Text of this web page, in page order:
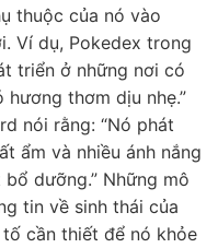
thuộc của nó vào
Ví dụ, Pokedex trong
triển ở những nơi có
thơm dịu nhẹ.”
nói rằng: “Nó phát
ẩm và nhiều ánh nắng
dưỡng.” Những mô
tin về sinh thái của
cần thiết để nó khỏe